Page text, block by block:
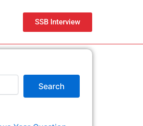
SSB Interview
Search